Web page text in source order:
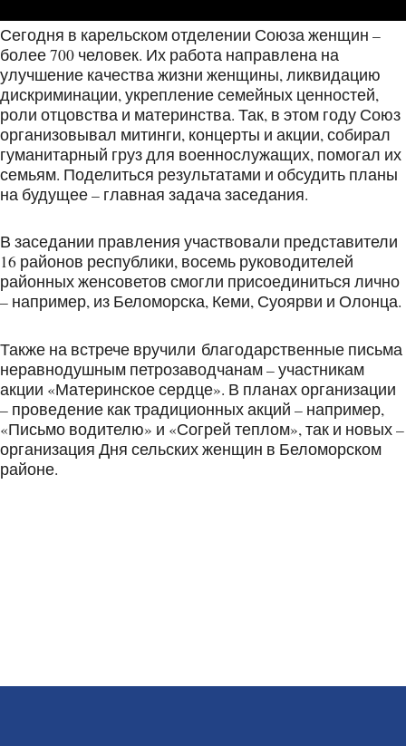
Сегодня в карельском отделении Союза женщин –
более 700 человек. Их работа направлена на
улучшение качества жизни женщины, ликвидацию
дискриминации, укрепление семейных ценностей,
роли отцовства и материнства. Так, в этом году Союз
организовывал митинги, концерты и акции, собирал
гуманитарный груз для военнослужащих, помогал их
семьям. Поделиться результатами и обсудить планы
на будущее – главная задача заседания.
В заседании правления участвовали представители
16 районов республики, восемь руководителей
районных женсоветов смогли присоединиться лично
– например, из Беломорска, Кеми, Суоярви и Олонца.
Также на встрече вручили благодарственные письма
неравнодушным петрозаводчанам – участникам
акции «Материнское сердце». В планах организации
– проведение как традиционных акций – например,
«Письмо водителю» и «Согрей теплом», так и новых –
организация Дня сельских женщин в Беломорском
районе.